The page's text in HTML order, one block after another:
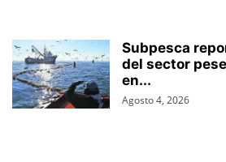
Subpesca
del sector
en...
Agosto 4, 2026